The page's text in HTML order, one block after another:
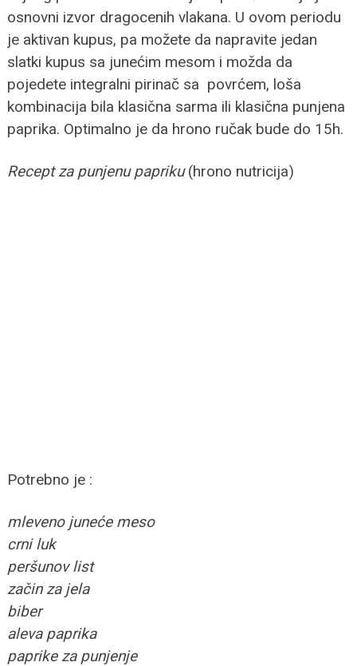
osnovni izvor dragocenih vlakana. U ovom periodu
je aktivan kupus, pa možete da napravite jedan
slatki kupus sa junećim mesom i možda da
pojedete integralni pirinač sa povrćem, loša
kombinacija bila klasična sarma ili klasična punjena
paprika. Optimalno je da hrono ručak bude do 15h.
Recept za punjenu papriku(hrono nutricija)
Potrebno je :
mleveno juneće meso
crni luk
peršunov list
začin za jela
biber
aleva paprika
paprike za punjenje